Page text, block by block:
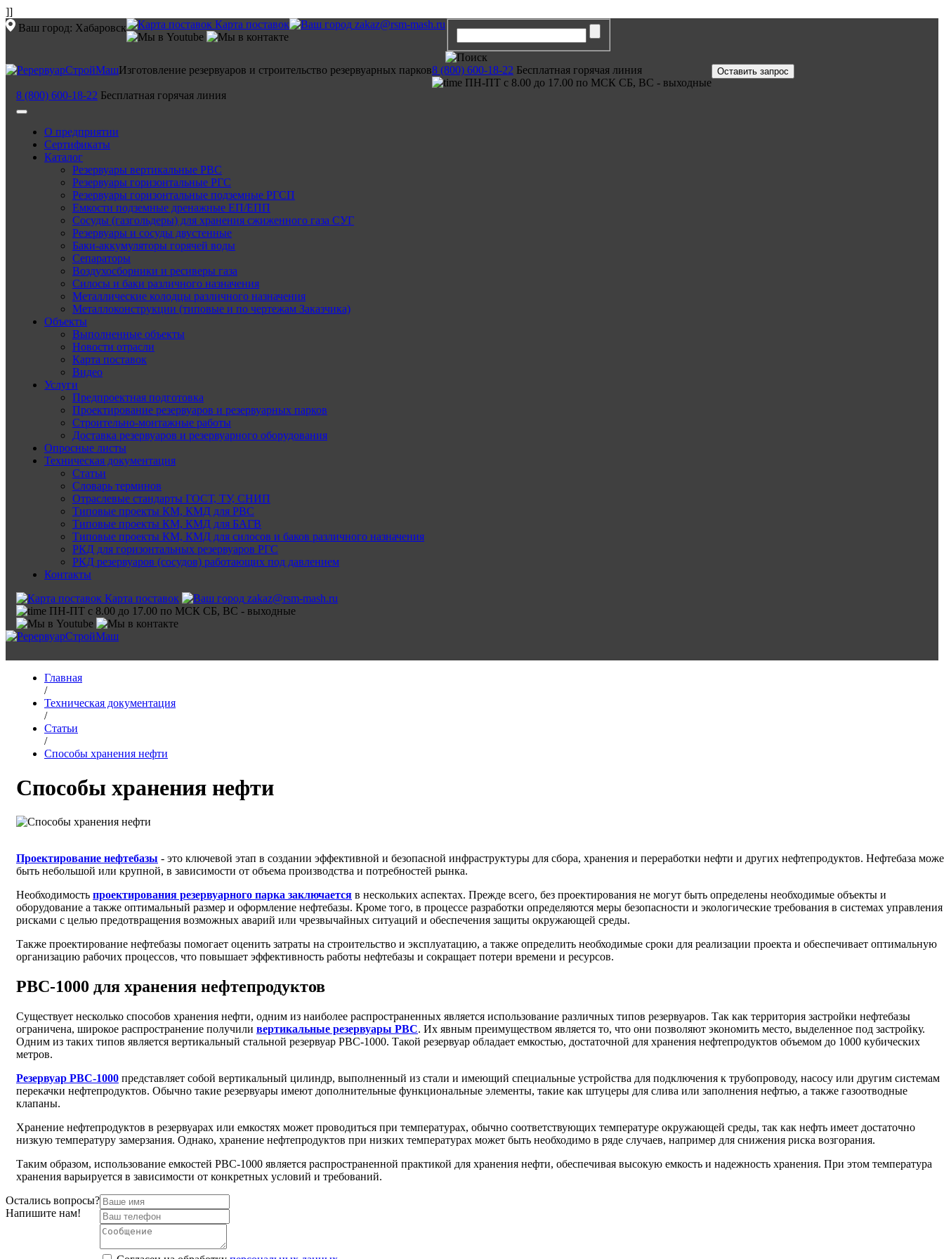
]]
Ваш город: Хабаровск Карта поставок zakaz@rsm-mash.ru
Изготовление резервуаров и строительство резервуарных парков8 (800) 600-18-22 Бесплатная горячая линия
ПН-ПТ с 8.00 до 17.00 по МСК СБ, ВС - выходные
Оставить запрос
8 (800) 600-18-22 Бесплатная горячая линия
О предприятии
Сертификаты
Каталог
Резервуары вертикальные РВС
Резервуары горизонтальные РГС
Резервуары горизонтальные подземные РГСП
Емкости подземные дренажные ЕП/ЕПП
Сосуды (газгольдеры) для хранения сжиженного газа СУГ
Резервуары и сосуды двустенные
Баки-аккумуляторы горячей воды
Сепараторы
Воздухосборники и ресиверы газа
Силосы и баки различного назначения
Металлические колодцы различного назначения
Металлоконструкции (типовые и по чертежам Заказчика)
Объекты
Выполненные объекты
Новости отрасли
Карта поставок
Видео
Услуги
Предпроектная подготовка
Проектирование резервуаров и резервуарных парков
Строительно-монтажные работы
Доставка резервуаров и резервуарного оборудования
Опросные листы
Техническая документация
Статьи
Словарь терминов
Отраслевые стандарты ГОСТ, ТУ, СНИП
Типовые проекты КМ, КМД для РВС
Типовые проекты КМ, КМД для БАГВ
Типовые проекты КМ, КМД для силосов и баков различного назначения
РКД для горизонтальных резервуаров РГС
РКД резервуаров (сосудов) работающих под давлением
Контакты
Карта поставок
zakaz@rsm-mash.ru
ПН-ПТ с 8.00 до 17.00 по МСК СБ, ВС - выходные
Главная
/
Техническая документация
/
Статьи
/
Способы хранения нефти
Способы хранения нефти
Проектирование нефтебазы - это ключевой этап в создании эффективной и безопасной инфраструктуры для сбора, хранения и переработки нефти и других нефтепродуктов. Нефтебаза
быть небольшой или крупной, в зависимости от объема производства и потребностей рынка.
Необходимость проектирования резервуарного парка заключается в нескольких аспектах. Прежде всего, без проектирования не могут быть определены необходимые объекты и
оборудование а также оптимальный размер и оформление нефтебазы. Кроме того, в процессе разработки определяются меры безопасности и экологические требования в системах управления
рисками с целью предотвращения возможных аварий или чрезвычайных ситуаций и обеспечения защиты окружающей среды.
Также проектирование нефтебазы помогает оценить затраты на строительство и эксплуатацию, а также определить необходимые сроки для реализации проекта и обеспечивает оптимальную
организацию рабочих процессов, что повышает эффективность работы нефтебазы и сокращает потери времени и ресурсов.
РВС-1000 для хранения нефтепродуктов
Существует несколько способов хранения нефти, одним из наиболее распространенных является использование различных типов резервуаров. Так как территория застройки нефтебазы
ограничена, широкое распространение получили вертикальные резервуары РВС. Их явным преимуществом является то, что они позволяют экономить место, выделенное под застройку.
Одним из таких типов является вертикальный стальной резервуар РВС-1000. Такой резервуар обладает емкостью, достаточной для хранения нефтепродуктов объемом до 1000 кубических
метров.
Резервуар РВС-1000 представляет собой вертикальный цилиндр, выполненный из стали и имеющий специальные устройства для подключения к трубопроводу, насосу или другим системам
перекачки нефтепродуктов. Обычно такие резервуары имеют дополнительные функциональные элементы, такие как штуцеры для слива или заполнения нефтью, а также газоотводные
клапаны.
Хранение нефтепродуктов в резервуарах или емкостях может проводиться при температурах, обычно соответствующих температуре окружающей среды, так как нефть имеет достаточно
низкую температуру замерзания. Однако, хранение нефтепродуктов при низких температурах может быть необходимо в ряде случаев, например для снижения риска возгорания.
Таким образом, использование емкостей РВС-1000 является распространенной практикой для хранения нефти, обеспечивая высокую емкость и надежность хранения. При этом температура
хранения варьируется в зависимости от конкретных условий и требований.
Остались вопросы?
Напишите нам!